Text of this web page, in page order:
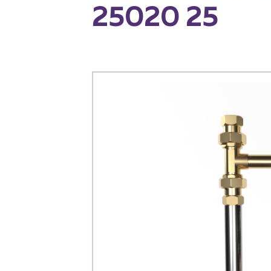
Клиентам
Застройщикам
Монтажным
Предприятиям и
О
25020 25